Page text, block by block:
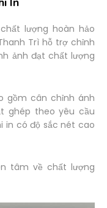
lượng hoàn hảo
Trì hỗ trợ chỉnh
ảnh đạt chất lượng
gồm cân chỉnh ánh
ghép theo yêu cầu
in có độ sắc nét cao
tâm về chất lượng